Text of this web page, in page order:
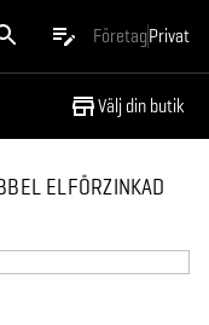
FöretagPrivat
Välj din butik
ELFÖRZINKAD